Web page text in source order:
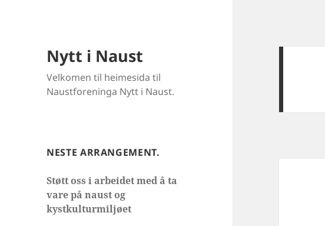
Nytt i Naust
Velkomen til heimesida til
Naustforeninga Nytt i Naust.
NESTE ARRANGEMENT.
Støtt oss i arbeidet med å ta
vare på naust og
kystkulturmiljøet